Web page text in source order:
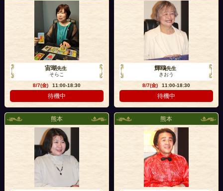
宙瑚先生
そらこ
8/7(金)
11:00-18:30
待機中
輝鴎先生
きおう
8/7(金)
11:00-18:30
待機中
熊本 熊本